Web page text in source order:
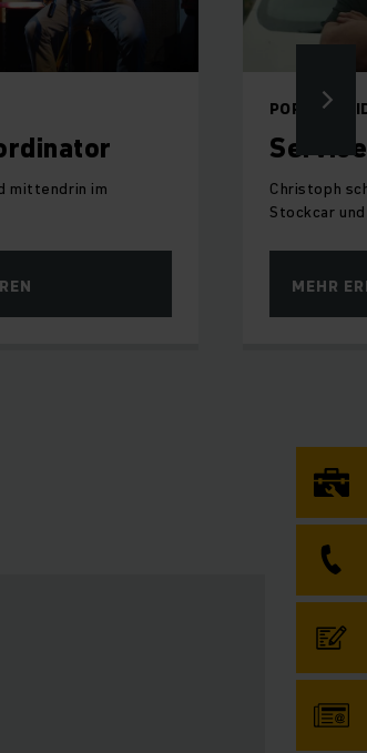
mittendrin im
Christoph
Stockcar
MEHR